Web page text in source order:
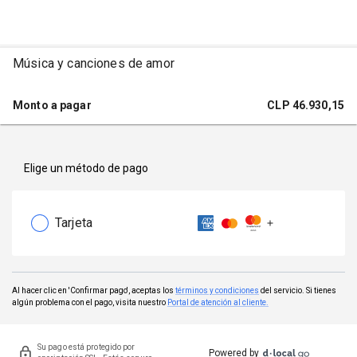
Música y canciones de amor
Monto a pagar CLP 46.930,15
Elige un método de pago
Tarjeta
Al hacer clic en 'Confirmar pago', aceptas los términos y condiciones del servicio. Si tienes
algún problema con el pago, visita nuestro Portal de atención al cliente.
Su pago está protegido por
Powered by